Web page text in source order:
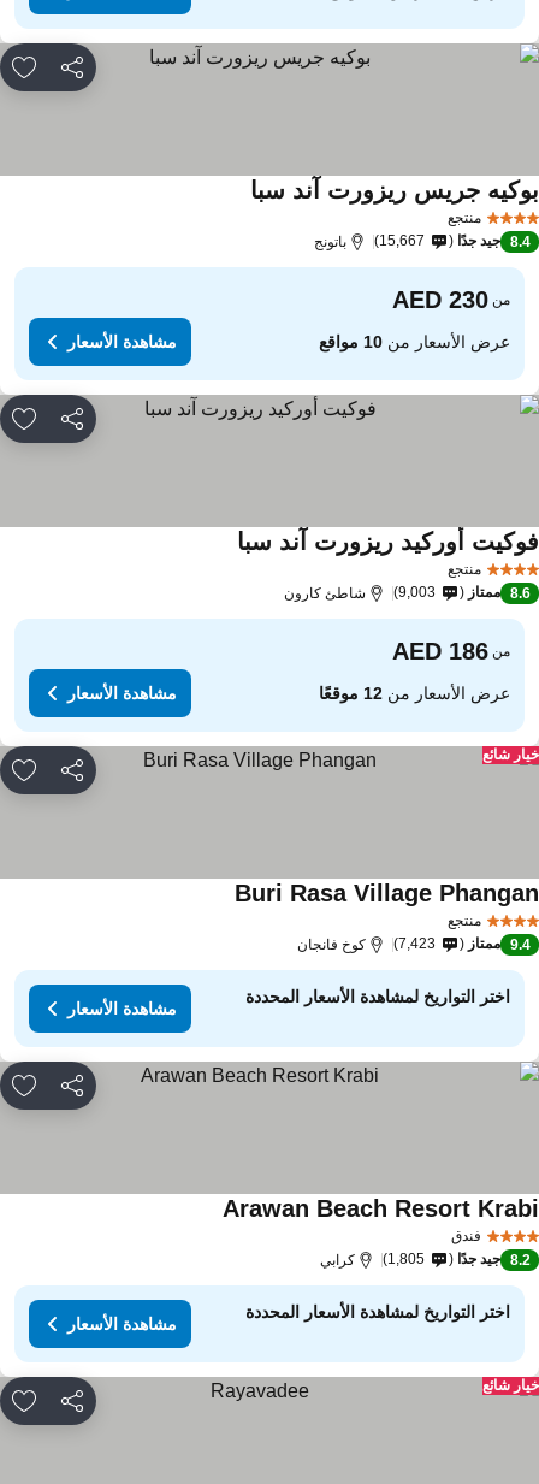
مشاركة
منتجع
جريس ريزورت آند سبا
8.4 جيد جدًا 15,667 باتونج
من
عرض الأسعار من10 مواقع مشاهدة الأسعار
مشاركة
منتجع
أوركيد ريزورت آند سبا
8.6 ممتاز 9,003 شاطئ كارون
من
عرض الأسعار من12 موقعًا مشاهدة الأسعار
مشاركة
شائع
منتجع
Buri Rasa Village
9.4 ممتاز 7,423 كوخ فانجان
اختر التواريخ لمشاهدة الأسعار المحددة
مشاهدة الأسعار
مشاركة
فندق
Arawan Beach Resort
8.2 جيد جدًا 1,805 كرابي
اختر التواريخ لمشاهدة الأسعار المحددة
مشاهدة الأسعار
مشاركة
شائع